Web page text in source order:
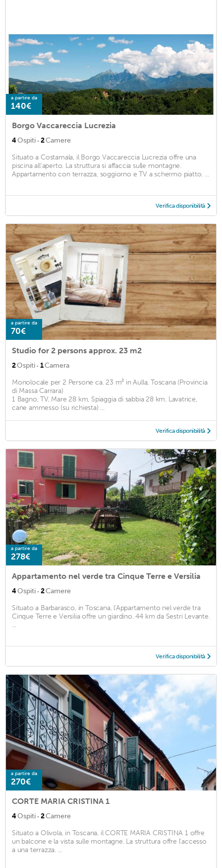
a partire da
140€
Borgo Vaccareccia Lucrezia
4Ospiti · 2Camere
Situato a Costamala, il Borgo Vaccareccia Lucrezia offre una
piscina all'aperto. La struttura si affaccia sulle montagne.
Appartamento con terrazza, soggiorno e TV a schermo piatto. ...
Verifica disponibilità
a partire da
70€
Studio for 2 persons approx. 23 m2
2Ospiti · 1Camera
Monolocale per 2 Persone ca. 23 m² in Aulla, Toscana (Provincia
di Massa Carrara)
1 Bagno, TV, Mare 28 km, Spiaggia di sabbia 28 km, Lavatrice,
cane ammesso (su richiesta) ...
Verifica disponibilità
a partire da
278€
Appartamento nel verde tra Cinque Terre e Versilia
4Ospiti · 2Camere
Situato a Barbarasco, in Toscana, l'Appartamento nel verde tra
Cinque Terre e Versilia offre un giardino. 44 km da Sestri Levante.
...
Verifica disponibilità
a partire da
270€
CORTE MARIA CRISTINA 1
4Ospiti · 2Camere
Situato a Olivola, in Toscana, il CORTE MARIA CRISTINA 1 offre
un balcone e la vista sulle montagne. La struttura offre l'accesso
a una terrazza. ...